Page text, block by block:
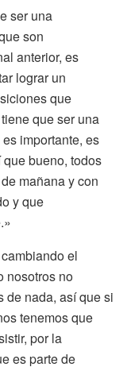
ser una
son
anterior, es
lograr un
que
que ser una
importante, es
bueno, todos
mañana y con
y que
el
nosotros no
de nada, así que si
tenemos que
por la
es parte de